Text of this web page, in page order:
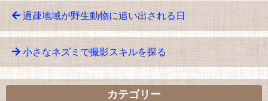
過疎地域が野生動物に追い出される日
小さなネズミで撮影スキルを探る
カテゴリー